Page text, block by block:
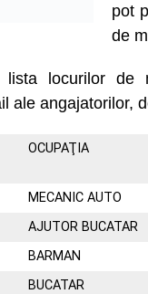
pot
de
locurilor de
ale angajatorilor,
OCUPAŢIA
MECANIC AUTO
AJUTOR BUCATAR
BARMAN
BUCATAR